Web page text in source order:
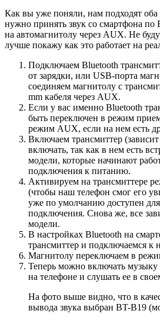
Как вы уже поняли, нам подходят оба
нужно принять звук со смартфона по
на автомагнитолу через AUX. Не буду
лучше покажу как это работает на
Подключаем Bluetooth
от зарядки, или USB-порта
соединяем магнитолу с
mm кабеля через AUX.
Если у вас именно Bluetooth
быть переключен в режим
режим AUX, если на нем есть
Включаем трансмиттер
включать, так как в нем есть
модели, которые начинают
подключения к питанию.
Активируем на трансмиттере
(чтобы наш телефон смог его
уже по умолчанию доступен для
подключения. Снова же, все
модели.
В настройках Bluetooth на
трансмиттер и подключаемся к
Магнитолу переключаем в
Теперь можно включать
на телефоне и слушать ее в
На фото выше видно, что в
вывода звука выбран BT-B19